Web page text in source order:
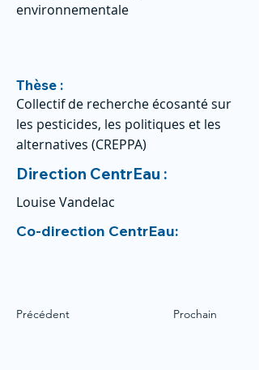
environnementale
Thèse :
Collectif de recherche écosanté sur
les pesticides, les politiques et les
alternatives (CREPPA)
Direction CentrEau :
Louise Vandelac
Co-direction CentrEau:
Précédent Prochain